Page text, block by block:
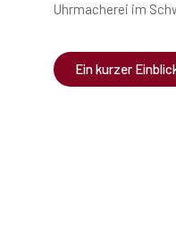
Uhrmacherei im
Ein kurzer